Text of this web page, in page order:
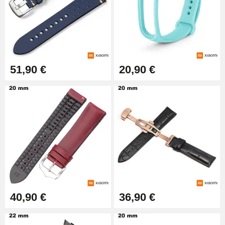
7,90 €
Kit Réparation Montre Débutant
Pied à Coulisse Numérique
9,90 €
Kit Horlogerie Débutant
Marteau Horloger pour Goupille
51,90 € 20,90 €
40,90 € 36,90 €